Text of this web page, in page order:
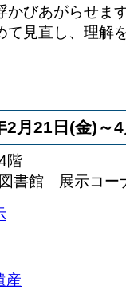
かびあがらせま
て見直し、理解
2月21日(金)～
階
書館 展示コー
産